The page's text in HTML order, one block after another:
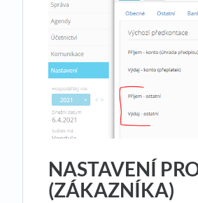
NASTAVENÍ
(ZÁKAZNÍKA)